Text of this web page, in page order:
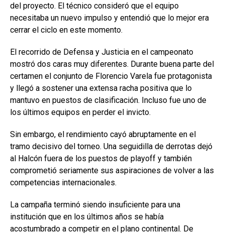
del proyecto. El técnico consideró que el equipo
necesitaba un nuevo impulso y entendió que lo mejor era
cerrar el ciclo en este momento.
El recorrido de Defensa y Justicia en el campeonato
mostró dos caras muy diferentes. Durante buena parte del
certamen el conjunto de Florencio Varela fue protagonista
y llegó a sostener una extensa racha positiva que lo
mantuvo en puestos de clasificación. Incluso fue uno de
los últimos equipos en perder el invicto.
Sin embargo, el rendimiento cayó abruptamente en el
tramo decisivo del torneo. Una seguidilla de derrotas dejó
al Halcón fuera de los puestos de playoff y también
comprometió seriamente sus aspiraciones de volver a las
competencias internacionales.
La campaña terminó siendo insuficiente para una
institución que en los últimos años se había
acostumbrado a competir en el plano continental. De